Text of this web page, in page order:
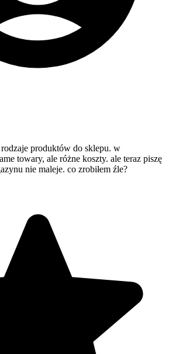
produktów do sklepu. w
towary, ale różne koszty. ale teraz piszę
nie maleje. co zrobiłem źle?